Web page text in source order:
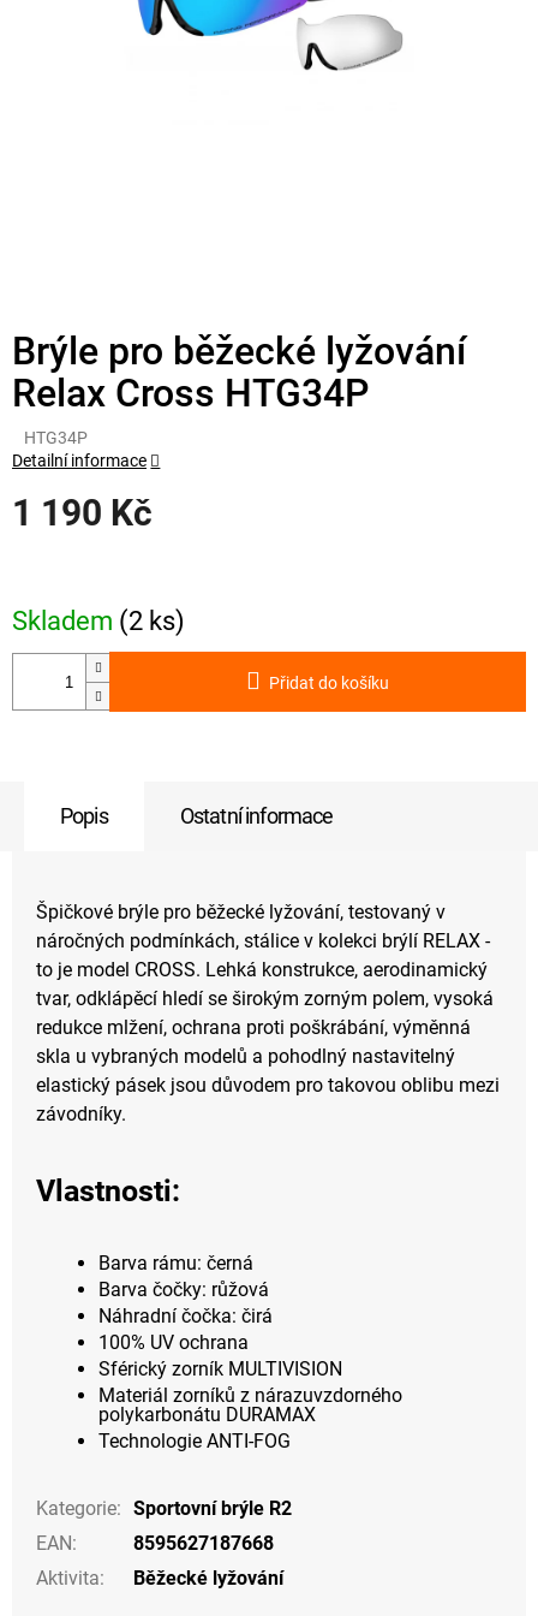
Brýle pro běžecké lyžování
Relax Cross HTG34P
HTG34P
1 190 Kč
Skladem (2 ks)
Přidat do košíku
Detailní informace
Popis Ostatní informace
Špičkové brýle pro běžecké lyžování, testovaný v
náročných podmínkách, stálice v kolekci brýlí RELAX -
to je model CROSS. Lehká konstrukce, aerodinamický
tvar, odklápěcí hledí se širokým zorným polem, vysoká
redukce mlžení, ochrana proti poškrábání, výměnná
skla u vybraných modelů a pohodlný nastavitelný
elastický pásek jsou důvodem pro takovou oblibu mezi
závodníky.
Vlastnosti:
Barva rámu: černá
Barva čočky: růžová
Náhradní čočka: čirá
100% UV ochrana
Sférický zorník MULTIVISION
Materiál zorníků z nárazuvzdorného
polykarbonátu DURAMAX
Technologie ANTI-FOG
Kategorie: Sportovní brýle R2
EAN:
8595627187668
Aktivita: Běžecké lyžování